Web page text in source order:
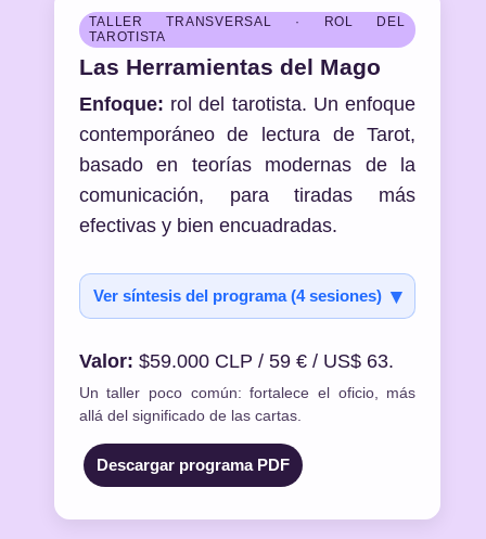
TALLER TRANSVERSAL · ROL DEL
TAROTISTA
Las Herramientas del Mago
Enfoque: rol del tarotista. Un enfoque
contemporáneo de lectura de Tarot,
basado en teorías modernas de la
comunicación, para tiradas más
efectivas y bien encuadradas.
Ver síntesis del programa (4 sesiones)
Valor: $59.000 CLP / 59 € / US$ 63.
Un taller poco común: fortalece el oficio, más
allá del significado de las cartas.
Descargar programa PDF